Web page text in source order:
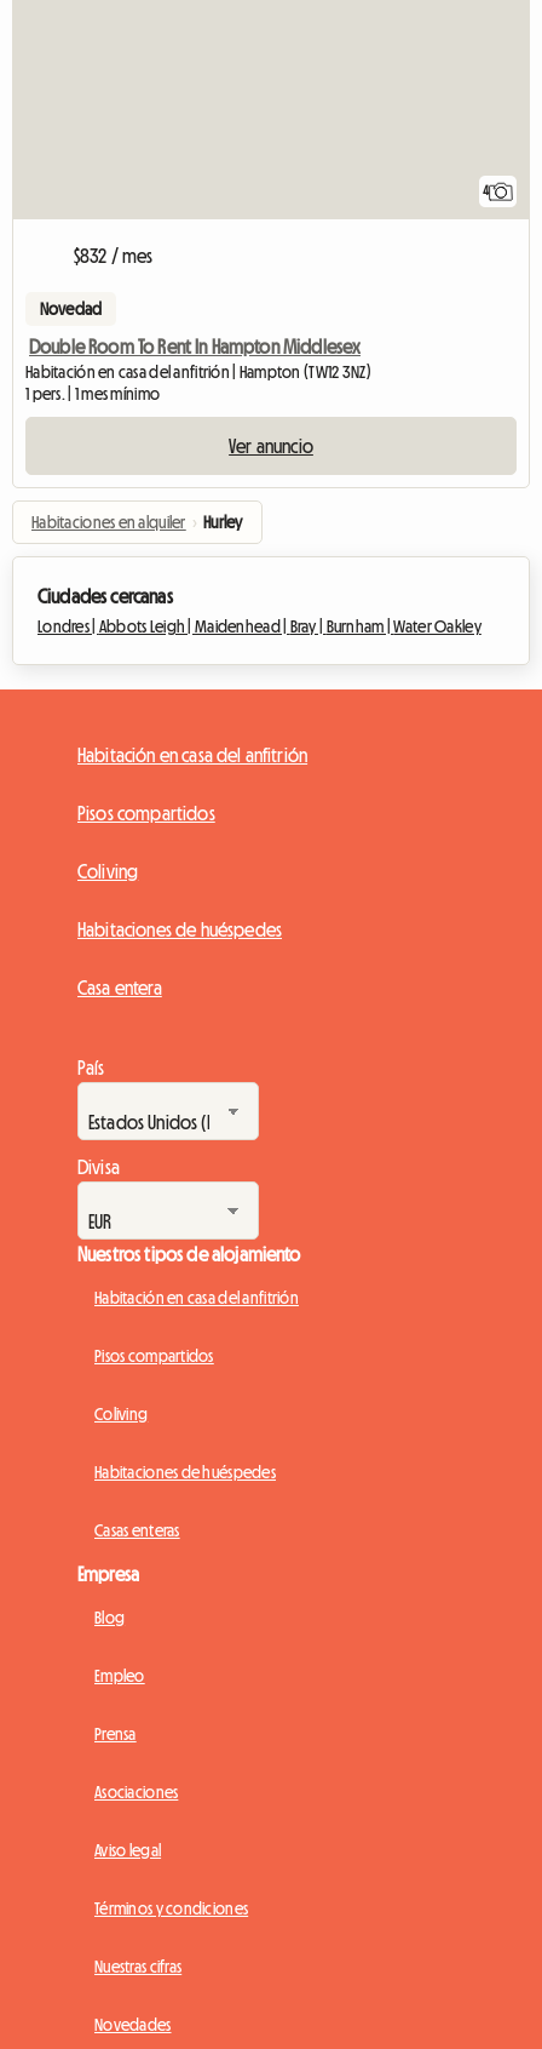
4
$832 / mes
Novedad
Double Room To Rent In Hampton Middlesex
Habitación en casa del anfitrión | Hampton (TW12 3NZ)
1 pers. | 1 mes mínimo
Ver anuncio
Habitaciones en alquiler › Hurley
Ciudades cercanas
Londres | Abbots Leigh |Maidenhead | Bray | Burnham |Water Oakley
Habitación en casa del anfitrión
Pisos compartidos
Coliving
Habitaciones de huéspedes
Casa entera
País
Divisa
Nuestros tipos de alojamiento
Habitación en casa del anfitrión
Pisos compartidos
Coliving
Habitaciones de huéspedes
Casas enteras
Empresa
Blog
Empleo
Prensa
Asociaciones
Aviso legal
Términos y condiciones
Nuestras cifras
Novedades